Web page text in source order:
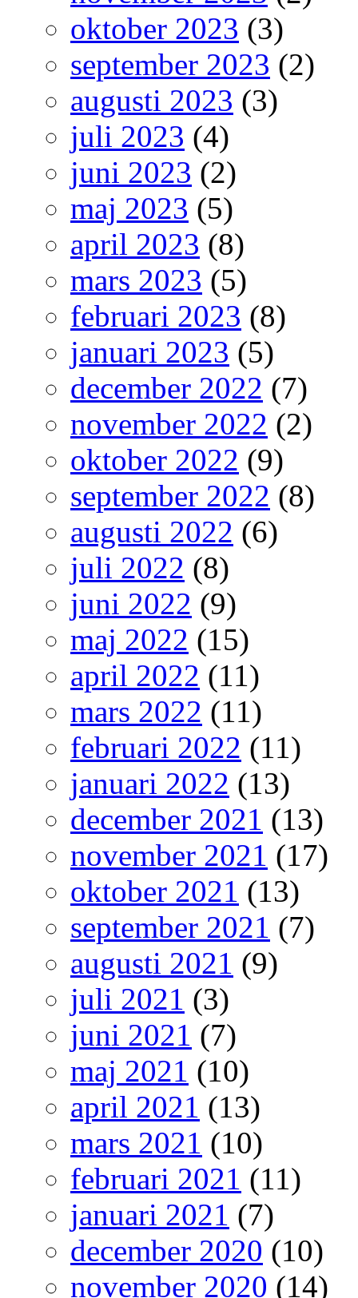
oktober 2023 (3)
september 2023 (2)
augusti 2023 (3)
juli 2023 (4)
juni 2023 (2)
maj 2023 (5)
april 2023 (8)
mars 2023 (5)
februari 2023 (8)
januari 2023 (5)
december 2022 (7)
november 2022 (2)
oktober 2022 (9)
september 2022 (8)
augusti 2022 (6)
juli 2022 (8)
juni 2022 (9)
maj 2022 (15)
april 2022 (11)
mars 2022 (11)
februari 2022 (11)
januari 2022 (13)
december 2021 (13)
november 2021 (17)
oktober 2021 (13)
september 2021 (7)
augusti 2021 (9)
juli 2021 (3)
juni 2021 (7)
maj 2021 (10)
april 2021 (13)
mars 2021 (10)
februari 2021 (11)
januari 2021 (7)
december 2020 (10)
november 2020 (14)